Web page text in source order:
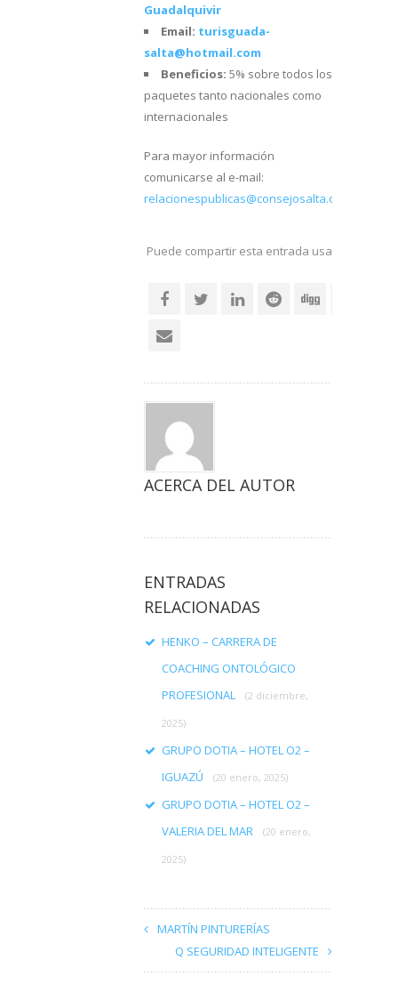
Guadalquivir
Email: turisguada-
salta@hotmail.com
Beneficios: 5% sobre todos los
paquetes tanto nacionales como
internacionales
Para mayor información
comunicarse al e-mail:
relacionespublicas@consejosalta.org.ar
Puede compartir esta entrada usando sus
ACERCA DEL AUTOR
ENTRADAS
RELACIONADAS
HENKO – CARRERA DE
COACHING ONTOLÓGICO
PROFESIONAL
(2 diciembre,
2025)
GRUPO DOTIA – HOTEL O2 –
IGUAZÚ
(20 enero, 2025)
GRUPO DOTIA – HOTEL O2 –
VALERIA DEL MAR
(20 enero,
2025)
MARTÍN PINTURERÍAS
Q SEGURIDAD INTELIGENTE